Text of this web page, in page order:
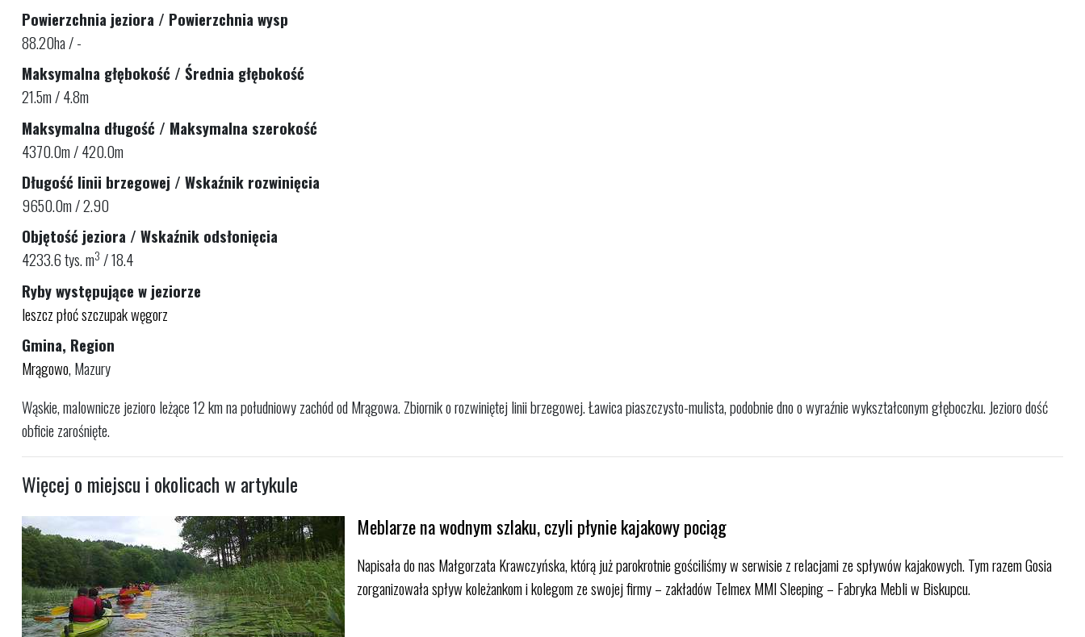
Powierzchnia jeziora / Powierzchnia wysp
88.20ha / -
Maksymalna głębokość / Średnia głębokość
21.5m / 4.8m
Maksymalna długość / Maksymalna szerokość
4370.0m / 420.0m
Długość linii brzegowej / Wskaźnik rozwinięcia
9650.0m / 2.90
Objętość jeziora / Wskaźnik odsłonięcia
4233.6 tys. m3 / 18.4
Ryby występujące w jeziorze
leszczpłoćszczupakwęgorz
Gmina, Region
Mrągowo, Mazury
Wąskie, malownicze jezioro leżące 12 km na południowy zachód od Mrągowa. Zbiornik o rozwiniętej linii brzegowej. Ławica piaszczysto-mulista, podobnie dno o wyraźnie wykształconym głęboczku. Jezioro dość
obficie zarośnięte.
Więcej o miejscu i okolicach w artykule
Meblarze na wodnym szlaku, czyli płynie kajakowy pociąg
Napisała do nas Małgorzata Krawczyńska, którą już parokrotnie gościliśmy w serwisie z relacjami ze spływów kajakowych. Tym razem Gosia
zorganizowała spływ koleżankom i kolegom ze swojej firmy – zakładów Telmex MMI Sleeping – Fabryka Mebli w Biskupcu.